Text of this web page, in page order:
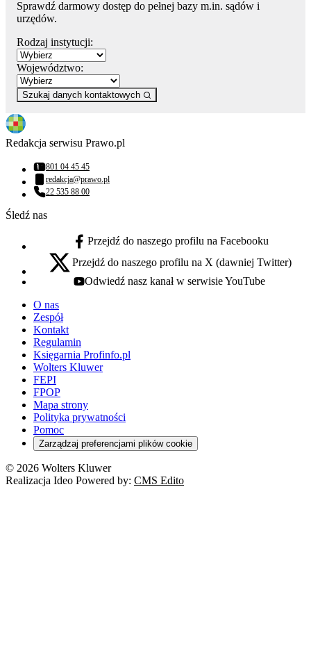
Sprawdź darmowy dostęp do pełnej bazy m.in. sądów i
urzędów.
Rodzaj instytucji:
Województwo:
Szukaj danych kontaktowych
Redakcja serwisu Prawo.pl
Numer telefonu:
801 04 45 45
Adres email:
redakcja@prawo.pl
Numer telefonu:
22 535 88 00
Śledź nas
facebook - otwiera się w nowej karcie
Przejdź do naszego profilu na Facebooku
x - otwiera się w nowej karcie
Przejdź do naszego profilu na X (dawniej Twitter)
youtube - otwiera się w nowej karcie
Odwiedź nasz kanał w serwisie YouTube
O nas
Zespół
Kontakt
Regulamin
Księgarnia Profinfo.pl
Wolters Kluwer
FEPI
FPOP
Mapa strony
Polityka prywatności
Pomoc
Zarządzaj preferencjami plików cookie
© 2026 Wolters Kluwer
Realizacja Ideo Powered by: CMS Edito